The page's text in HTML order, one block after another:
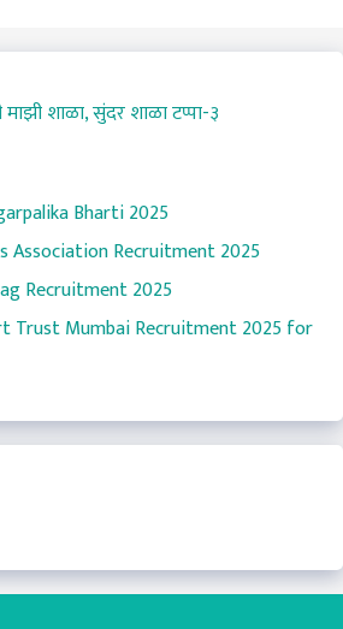
माझी शाळा, सुंदर शाळा टप्पा-३
Bharti 2025
Association Recruitment 2025
Recruitment 2025
Trust Mumbai Recruitment 2025 for